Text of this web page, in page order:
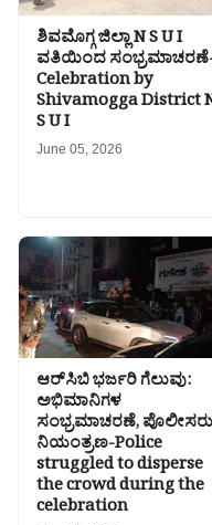
ಶಿವಮೊಗ್ಗ ಜಿಲ್ಲಾ N S U I
ವತಿಯಿಂದ
Celebration by
Shivamogga District
S U I
June 05, 2026
ಆರ್‌ಸಿಬಿ ಭರ್ಜರಿ ಗೆಲುವು:
ಅಭಿಮಾನಿಗಳ
ಸಂಭ್ರಮಾಚರಣೆ, ಪೊಲೀಸರು
ನಿಯಂತ್ರಣ-Police
struggled to disperse
the crowd during the
celebration